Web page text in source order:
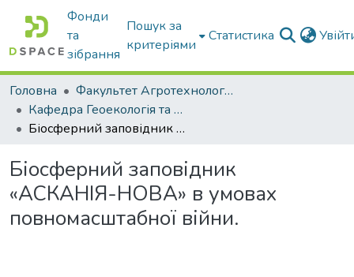
Фонди
та
зібрання
Пошук за
критеріями
Статистика
Головна
Факультет Агротехнологій та екології
Кафедра Геоекологія та землеустрій
Біосферний заповідник «АСКАНІЯ-НОВА» в умовах повномасштабної війни.
Біосферний заповідник
«АСКАНІЯ-НОВА» в умовах
повномасштабної війни.